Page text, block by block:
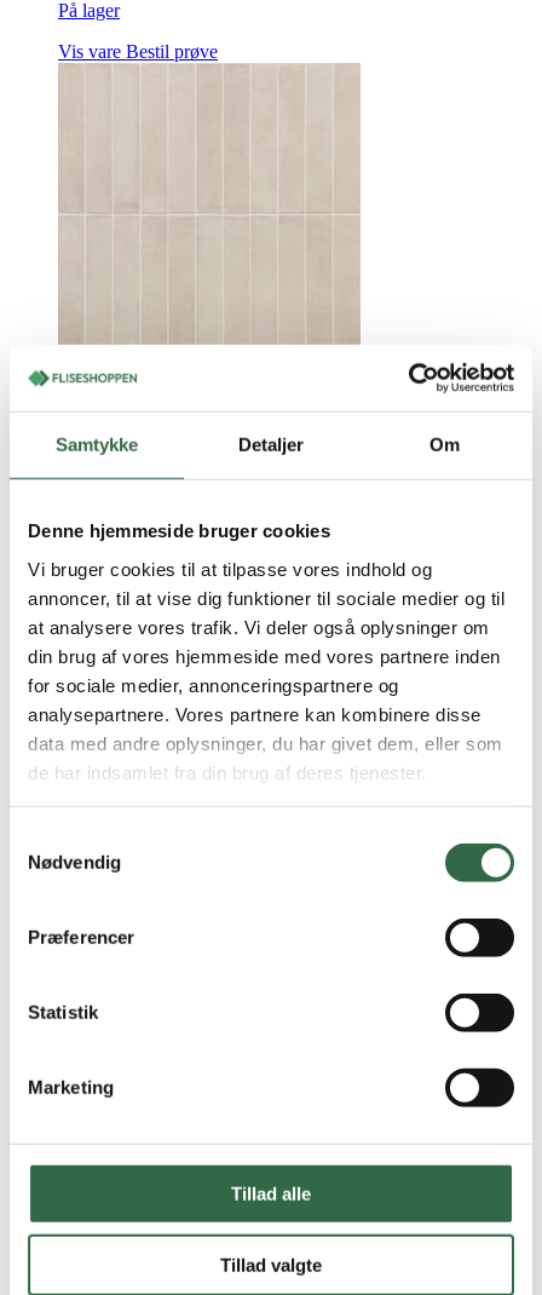
Samtykke Detaljer Om
Denne hjemmeside bruger cookies
Vi bruger cookies til at tilpasse vores indhold og
annoncer, til at vise dig funktioner til sociale medier og til
at analysere vores trafik. Vi deler også oplysninger om
din brug af vores hjemmeside med vores partnere inden
for sociale medier, annonceringspartnere og
analysepartnere. Vores partnere kan kombinere disse
data med andre oplysninger, du har givet dem, eller som
de har indsamlet fra din brug af deres tjenester.
Nødvendig
Præferencer
Statistik
Marketing
Tillad alle
Tillad valgte
På lager
Vis vare Bestil prøve
2
På lager
Vis vareBestil prøve
Nyhed
Craft Pomice rt. 60×120
1,44 m2 pr. kasse
495,00DKK / m2